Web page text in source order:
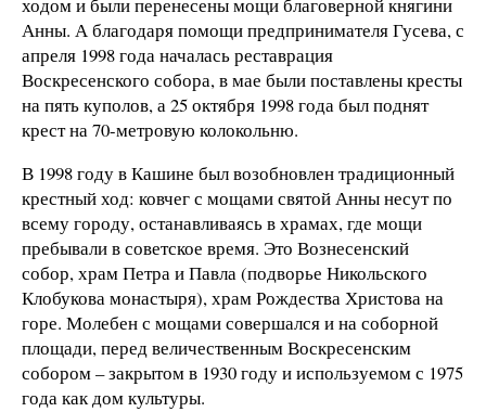
ходом и были перенесены мощи благоверной княгини
Анны. А благодаря помощи предпринимателя Гусева, с
апреля 1998 года началась реставрация
Воскресенского собора, в мае были поставлены кресты
на пять куполов, а 25 октября 1998 года был поднят
крест на 70-метровую колокольню.
В 1998 году в Кашине был возобновлен традиционный
крестный ход: ковчег с мощами святой Анны несут по
всему городу, останавливаясь в храмах, где мощи
пребывали в советское время. Это Вознесенский
собор, храм Петра и Павла (подворье Никольского
Клобукова монастыря), храм Рождества Христова на
горе. Молебен с мощами совершался и на соборной
площади, перед величественным Воскресенским
собором – закрытом в 1930 году и используемом с 1975
года как дом культуры.